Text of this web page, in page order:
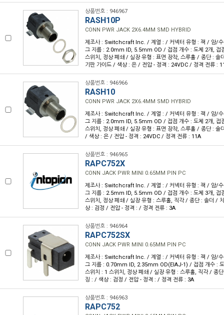
상품번호 : 946967
RASH10P
CONN PWR JACK 2X6.4MM SMD HYBRID
제조사 : Switchcraft Inc. / 계열 : / 커넥터 유형 : 잭 / 암/수
그 지름 : 2.0mm ID, 5.5mm OD / 접점 개수 : 도체 2개, 접
스위치, 정상 폐쇄 / 실장 유형 : 표면 장착, 스루홀 / 종단 : 솔
기판 가이드 / 색상 : 은 / 전압 - 정격 : 24VDC / 정격 전류 :
상품번호 : 946966
RASH10
CONN PWR JACK 2X6.4MM SMD HYBRID
제조사 : Switchcraft Inc. / 계열 : / 커넥터 유형 : 잭 / 암/수
그 지름 : 2.0mm ID, 5.5mm OD / 접점 개수 : 도체 2개, 접
스위치, 정상 폐쇄 / 실장 유형 : 표면 장착, 스루홀 / 종단 : 솔
/ 색상 : 은 / 전압 - 정격 : 24VDC / 정격 전류 : 11A
상품번호 : 946965
RAPC752X
CONN JACK PWR MINI 0.65MM PIN PC
제조사 : Switchcraft Inc. / 계열 : / 커넥터 유형 : 잭 / 암/수
그 지름 : 2.5mm ID, 5.5mm OD / 접점 개수 : 도체 3개, 접
스위치, 정상 폐쇄 / 실장 유형 : 스루홀, 직각 / 종단 : 솔더 /
상 : 검정 / 전압 - 정격 : / 정격 전류 : 3A
상품번호 : 946964
RAPC752SX
CONN JACK PWR MINI 0.65MM PIN PC
제조사 : Switchcraft Inc. / 계열 : / 커넥터 유형 : 잭 / 암/수
그 지름 : 0.70mm ID, 2.35mm OD(EIAJ-1) / 접점 개수 :
스위치 : 1 스위치, 정상 폐쇄 / 실장 유형 : 스루홀, 직각 / 종
징 : / 색상 : 검정 / 전압 - 정격 : / 정격 전류 : 3A
상품번호 : 946963
RAPC752